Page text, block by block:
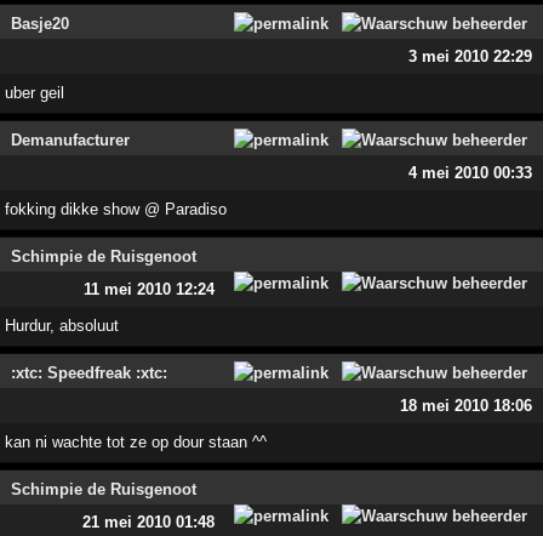
Basje20
3 mei 2010 22:29
uber geil
Demanufacturer
4 mei 2010 00:33
fokking dikke show @ Paradiso
Schimpie de Ruisgenoot
11 mei 2010 12:24
Hurdur, absoluut
:xtc: Speedfreak :xtc:
18 mei 2010 18:06
kan ni wachte tot ze op dour staan ^^
Schimpie de Ruisgenoot
21 mei 2010 01:48